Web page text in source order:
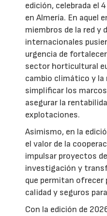
edición, celebrada el
en Almería. En aquel
miembros de la red y
internacionales
urgencia de
sector horticultural
cambio climático y la
simplificar los
asegurar la
explotaciones.
Asimismo, en la
el valor de la
impulsar proyectos
investigación y
que permitan ofrecer
calidad y seguros
Con la edición de